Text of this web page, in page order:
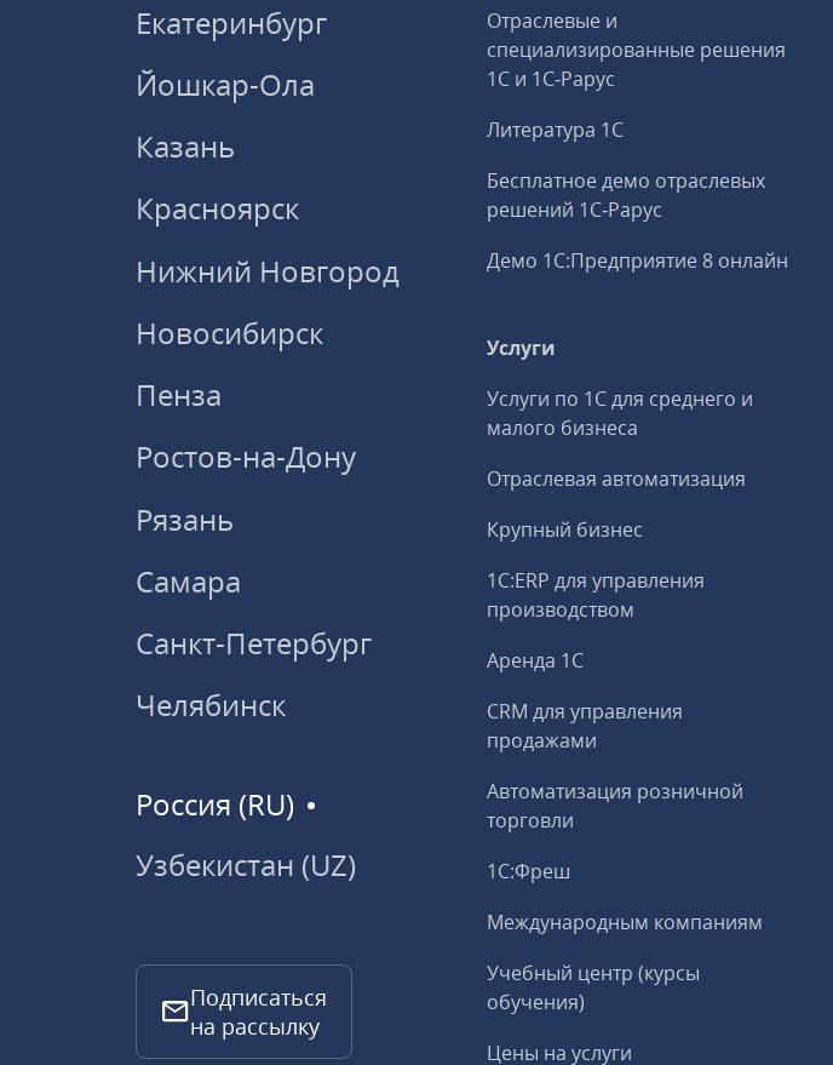
Екатеринбург
Йошкар-Ола
Казань
Красноярск
Нижний Новгород
Новосибирск
Пенза
Ростов-на-Дону
Рязань
Самара
Санкт-Петербург
Челябинск
Россия (RU)
Узбекистан (UZ)
Подписаться
на рассылку
Отраслевые и
специализированные решения
1С и 1С‑Рарус
Литература 1С
Бесплатное демо отраслевых
решений 1С‑Рарус
Демо 1С:Предприятие 8 онлайн
Услуги
Услуги по 1С для среднего и
малого бизнеса
Отраслевая автоматизация
Крупный бизнес
1С:ERP для управления
производством
Аренда 1С
CRM для управления
продажами
Автоматизация розничной
торговли
1С:Фреш
Международным компаниям
Учебный центр (курсы
обучения)
Цены на услуги